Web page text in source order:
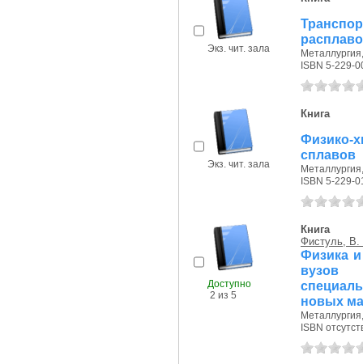
Экз. чит. зала
ISBN 5-229-
Экз. чит. зала
Книга
Физико-
сплавов
ISBN 5-229-
Доступно
2 из 5
Книга
Фистуль, В.
Физика
новых
ISBN